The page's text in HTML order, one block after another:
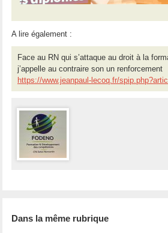
A lire également :
Face au RN qui s’attaque au droit à la
j’appelle au contraire son un renforcement
https://www.jeanpaul-lecoq.fr/
Dans la même rubrique